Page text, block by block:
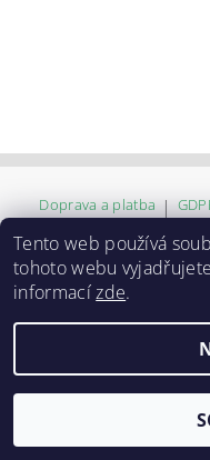
Doprava a platba |
2026 ©
Tento web používá
tohoto webu
informacízde.